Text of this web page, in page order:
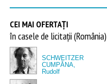
CEI MAI OFERTAȚI
în casele de licitații (România)
SCHWEITZER
CUMPĂNA,
Rudolf